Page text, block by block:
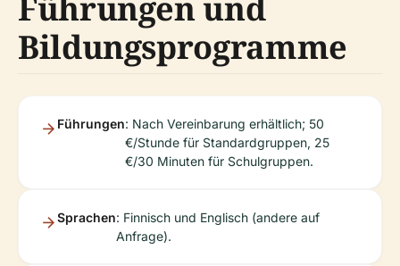
Bildungsprogramme
Führungen: Nach Vereinbarung erhältlich; 50
€/Stunde für Standardgruppen, 25
€/30 Minuten für Schulgruppen.
Sprachen: Finnisch und Englisch (andere auf
Anfrage).